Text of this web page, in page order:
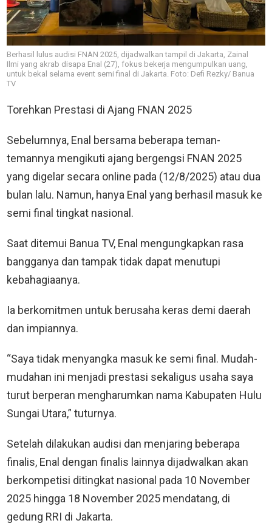
Berhasil lulus audisi FNAN 2025, dijadwalkan tampil di Jakarta, Zainal
Ilmi yang akrab disapa Enal (27), fokus bekerja mengumpulkan uang,
untuk bekal selama event semi final di Jakarta. Foto: Defi Rezky/ Banua
TV
Torehkan Prestasi di Ajang FNAN 2025
Sebelumnya, Enal bersama beberapa teman-
temannya mengikuti ajang bergengsi FNAN 2025
yang digelar secara online pada (12/8/2025) atau dua
bulan lalu. Namun, hanya Enal yang berhasil masuk ke
semi final tingkat nasional.
Saat ditemui Banua TV, Enal mengungkapkan rasa
bangganya dan tampak tidak dapat menutupi
kebahagiaanya.
Ia berkomitmen untuk berusaha keras demi daerah
dan impiannya.
“Saya tidak menyangka masuk ke semi final. Mudah-
mudahan ini menjadi prestasi sekaligus usaha saya
turut berperan mengharumkan nama Kabupaten Hulu
Sungai Utara,” tuturnya.
Setelah dilakukan audisi dan menjaring beberapa
finalis, Enal dengan finalis lainnya dijadwalkan akan
berkompetisi ditingkat nasional pada 10 November
2025 hingga 18 November 2025 mendatang, di
gedung RRI di Jakarta.